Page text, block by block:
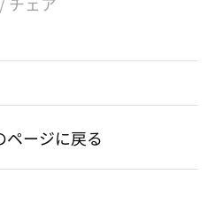
ページに戻る